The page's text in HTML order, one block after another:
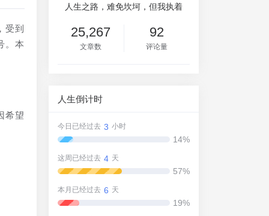
受到
。本
希望
人生之路，难免坎坷，但我执着
25,267
文章数
92
评论量
人生倒计时
今日已经过去 3 小时
14%
这周已经过去 4 天
57%
本月已经过去 6 天
19%